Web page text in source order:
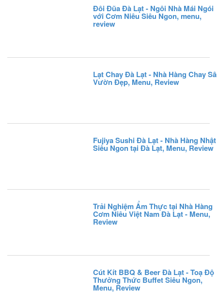
Đôi Đũa Đà Lạt - Ngôi Nhà Mái Ngói
với Cơm Niêu Siêu Ngon, menu,
review
Lạt Chay Đà Lạt - Nhà Hàng Chay
Vườn Đẹp, Menu, Review
Fujiya Sushi Đà Lạt - Nhà Hàng Nhật
Siêu Ngon tại Đà Lạt, Menu, Review
Trải Nghiệm Ẩm Thực tại Nhà Hàng
Cơm Niêu Việt Nam Đà Lạt - Menu,
Review
Cút Kít BBQ & Beer Đà Lạt - Toạ Độ
Thưởng Thức Buffet Siêu Ngon,
Menu, Review